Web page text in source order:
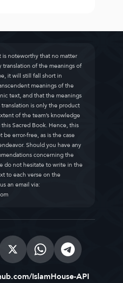
is noteworthy that no matter
translation of the meanings of
it will still fall short in
meanings of the
text, and that the meanings
is only the product
of the team’s knowledge
Sacred Book. Hence, this
be error-free, as is the case
Should you have any
concerning the
do not hesitate to write in the
to each verse on the
an email via:
IslamHouse-API